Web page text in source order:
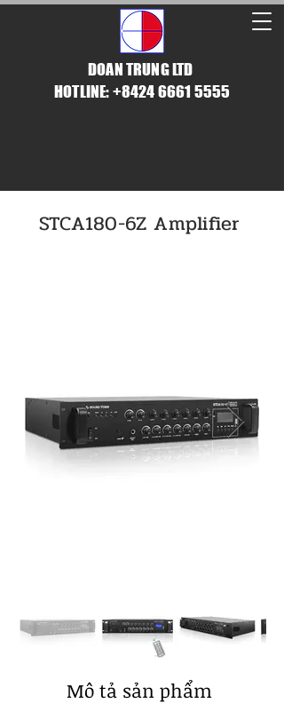
DOAN TRUNG LTD
HOTLINE: +8424 6661 5555
STCA180-6Z Amplifier
Mô tả sản phẩm